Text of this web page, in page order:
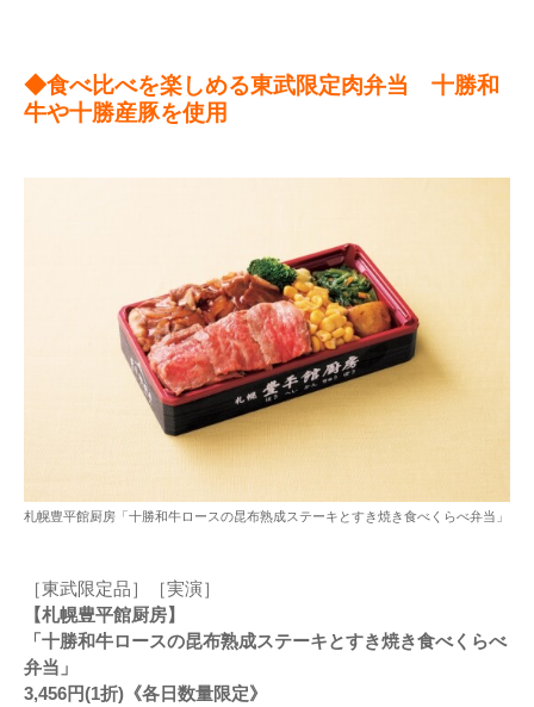
◆食べ比べを楽しめる東武限定肉弁当 十勝和
牛や十勝産豚を使用
札幌豊平館厨房「十勝和牛ロースの昆布熟成ステーキとすき焼き食べくらべ弁当」
［東武限定品］［実演］
【札幌豊平館厨房】
「十勝和牛ロースの昆布熟成ステーキとすき焼き食べくらべ
弁当」
3,456円(1折)《各日数量限定》